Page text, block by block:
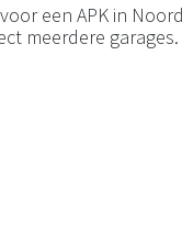
een APK in
meerdere garages.